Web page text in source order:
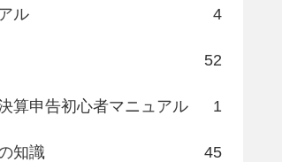
ル 4
52
算申告初心者マニュアル 1
知識 45